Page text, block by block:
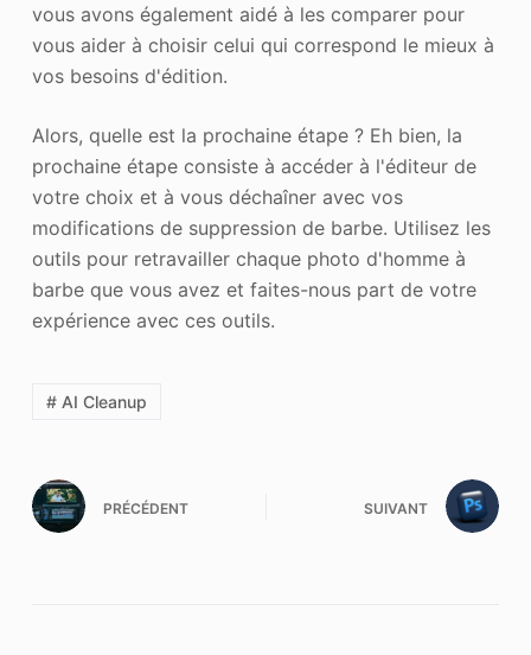
vous avons également aidé à les comparer pour
vous aider à choisir celui qui correspond le mieux à
vos besoins d'édition.
Alors, quelle est la prochaine étape ? Eh bien, la
prochaine étape consiste à accéder à l'éditeur de
votre choix et à vous déchaîner avec vos
modifications de suppression de barbe. Utilisez les
outils pour retravailler chaque photo d'homme à
barbe que vous avez et faites-nous part de votre
expérience avec ces outils.
# AI Cleanup
PRÉCÉDENT SUIVANT